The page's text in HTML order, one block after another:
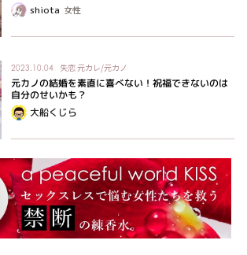
shiota 女性
2023.10.04 失恋元カレ/元カノ
元カノの結婚を素直に喜べない！祝福できないのは
自分のせいかも？
大船くじら